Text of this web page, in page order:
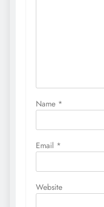
Name *
Email *
Website